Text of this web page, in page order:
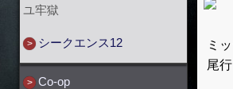
ミ
尾
ユ牢獄
シークエンス12
Co-op